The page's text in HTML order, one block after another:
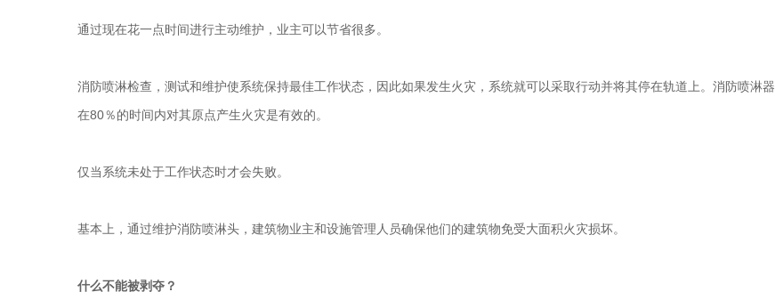
通过现在花一点时间进行主动维护，业主可以节省很多。
消防喷淋检查，测试和维护使系统保持最佳工作状态，因此如果发生火灾，系统就可以采取行动并将其停在轨道上。消防喷淋器
在80％的时间内对其原点产生火灾是有效的。
仅当系统未处于工作状态时才会失败。
基本上，通过维护消防喷淋头，建筑物业主和设施管理人员确保他们的建筑物免受大面积火灾损坏。
什么不能被剥夺？